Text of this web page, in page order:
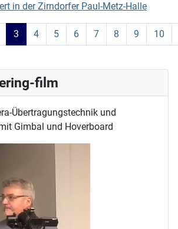
in der Zirndorfer Paul-Metz-Halle
Seite 3 von 26
3 4 5 6 7 8 9 10
film
Übertragungstechnik und
Gimbal und Hoverboard